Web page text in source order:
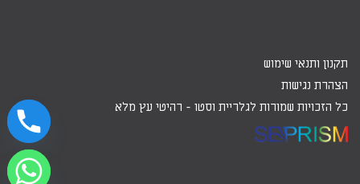
תקנון ותנאי שימוש
הצהרת נגישות
כל הזכויות שמורות לגלריית וסטו - רהיטי עץ מלא